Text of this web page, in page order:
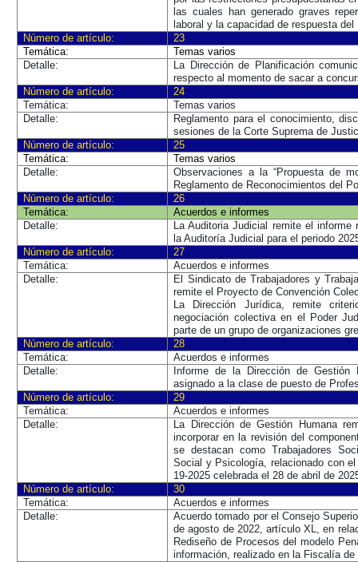
las cuales han generado graves
laboral y la capacidad de respuesta
Número de artículo:
23
Temática:
Temas varios
Detalle:
La Dirección de Planificación
respecto al momento de sacar a
Número de artículo:
24
Temática:
Temas varios
Detalle:
Reglamento para el conocimiento,
sesiones de la Corte Suprema de
Número de artículo:
25
Temática:
Temas varios
Detalle:
Observaciones a la “Propuesta de
Reglamento de Reconocimientos del
Número de artículo:
26
Temática:
Acuerdos e informes
Detalle:
La Auditoria Judicial remite el
la Auditoría Judicial para el periodo
Número de artículo:
27
Temática:
Acuerdos e informes
Detalle:
El Sindicato de Trabajadores y
remite el Proyecto de Convención
La Dirección Jurídica, remite
negociación colectiva en el Poder
parte de un grupo de organizaciones
Número de artículo:
28
Temática:
Acuerdos e informes
Detalle:
Informe de la Dirección de Gestión
asignado a la clase de puesto de
Número de artículo:
29
Temática:
Acuerdos e informes
Detalle:
La Dirección de Gestión Humana
incorporar en la revisión del
se destacan como Trabajadores
Social y Psicología, relacionado con
19-2025 celebrada el 28 de abril de
Número de artículo:
30
Temática:
Acuerdos e informes
Detalle:
Acuerdo tomado por el Consejo
de agosto de 2022, artículo XL, en
Rediseño de Procesos del modelo
información, realizado en la Fiscalía de